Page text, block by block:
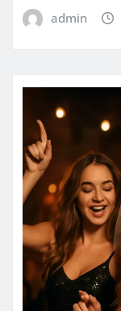
admin